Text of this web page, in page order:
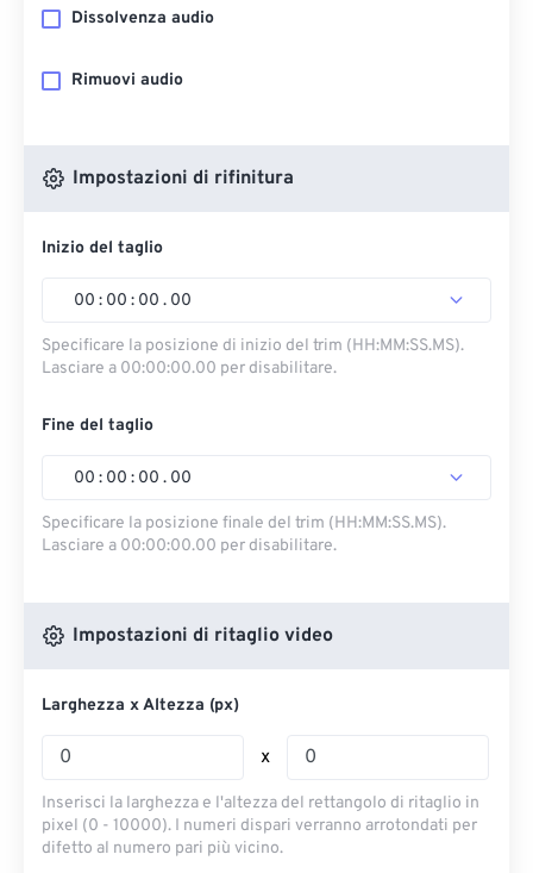
Dissolvenza audio
Rimuovi audio
Impostazioni di rifinitura
Inizio del taglio
00 : 00 : 00 . 00
Specificare la posizione di inizio del trim (HH:MM:SS.MS).
Lasciare a 00:00:00.00 per disabilitare.
Fine del taglio
00 : 00 : 00 . 00
Specificare la posizione finale del trim (HH:MM:SS.MS).
Lasciare a 00:00:00.00 per disabilitare.
Impostazioni di ritaglio video
Larghezza x Altezza (px)
x
Inserisci la larghezza e l'altezza del rettangolo di ritaglio in
pixel (0 - 10000). I numeri dispari verranno arrotondati per
difetto al numero pari più vicino.